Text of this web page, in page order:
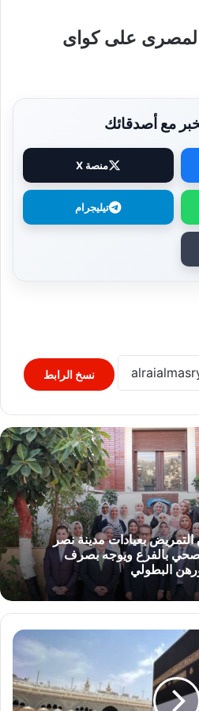
المصرى على كواى
مع أصدقائك
منصة X
تيليجرام
نسخ الرابط
بعيادات مدينة نصر
بالفرع ويوجه بصرف
البطولي